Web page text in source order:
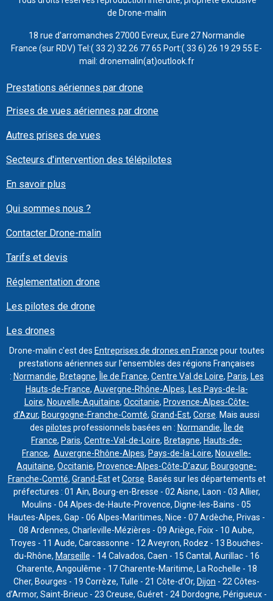
de Drone-malin
18 rue d'arromanches 27000 Evreux, Eure 27 Normandie
France (sur RDV) Tel:( 33 2) 32 26 77 65 Port:( 33 6) 26 19 29 55 E-
mail: dronemalin(at)outlook.fr
Prestations aériennes par drone
Prises de vues aériennes par drone
Autres prises de vues
Secteurs d'intervention des télépilotes
En savoir plus
Qui sommes nous ?
Contacter Drone-malin
Tarifs et devis
Réglementation drone
Les pilotes de drone
Les drones
Drone-malin c'est des Entreprises de drones en France pour toutes
prestations aériennes sur l'ensembles des régions Françaises
: Normandie, Bretagne, Île de France, Centre Val de Loire, Paris, Les
Hauts-de-France, Auvergne-Rhône-Alpes, Les Pays-de-la-
Loire, Nouvelle-Aquitaine, Occitanie, Provence-Alpes-Côte-
d’Azur, Bourgogne-Franche-Comté, Grand-Est, Corse . Mais aussi
des pilotes professionnels basées en : Normandie,
Île de
France, Paris, Centre-Val-de-Loire, Bretagne, Hauts-de-
France, Auvergne-Rhône-Alpes, Pays-de-la-Loire, Nouvelle-
Aquitaine, Occitanie, Provence-Alpes-Côte-D’azur, Bourgogne-
Franche-Comté, Grand-EstetCorse . Basés sur les départements et
préfectures : 01 Ain, Bourg-en-Bresse - 02 Aisne, Laon - 03 Allier,
Moulins - 04 Alpes-de-Haute-Provence, Digne-les-Bains - 05
Hautes-Alpes, Gap - 06 Alpes-Maritimes, Nice - 07 Ardèche, Privas -
08 Ardennes, Charleville-Mézières - 09 Ariège, Foix - 10 Aube,
Troyes - 11 Aude, Carcassonne - 12 Aveyron, Rodez - 13 Bouches-
du-Rhône, Marseille - 14 Calvados, Caen - 15 Cantal, Aurillac - 16
Charente, Angoulême - 17 Charente-Maritime, La Rochelle - 18
Cher, Bourges - 19 Corrèze, Tulle - 21 Côte-d’Or, Dijon - 22 Côtes-
d’Armor, Saint-Brieuc - 23 Creuse, Guéret - 24 Dordogne, Périgueux -